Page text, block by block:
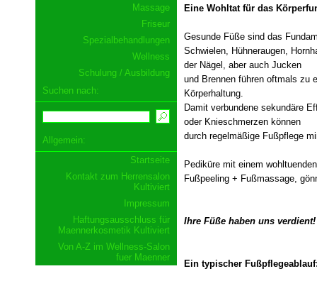
Massage
Friseur
Spezialbehandlungen
Wellness
Schulung / Ausbildung
Suchen nach:
Allgemein:
Startseite
Kontakt zum Herrensalon
Kultiviert
Impressum
Haftungsausschluss für
Maennerkosmetik Kultiviert
Von A-Z im Wellness-Salon
fuer Maenner
Eine Wohltat für das
Gesunde Füße sind das
Schwielen, Hühneraugen,
der Nägel, aber auch Jucken
und Brennen führen oftmals zu
Körperhaltung.
Damit verbundene sekundäre
oder Knieschmerzen können
durch regelmäßige Fußpflege
Pediküre mit einem
Fußpeeling + Fußmassage,
Ihre Füße haben uns verdient!
Ein typischer